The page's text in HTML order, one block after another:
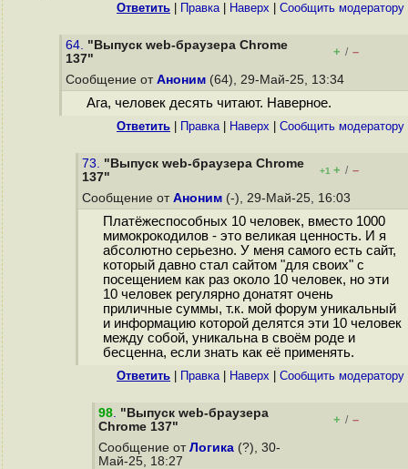
Ответить Правка| Наверх Cообщить модератору
64. "Выпуск web-браузера Chrome
137"
+ / –
Сообщение от Аноним (64), 29-Май-25, 13:34
Ага, человек десять читают. Наверное.
Ответить Правка| Наверх Cообщить модератору
73. "Выпуск web-браузера Chrome
137"
+1 + / –
Сообщение от Аноним (-), 29-Май-25, 16:03
Платёжеспособных 10 человек, вместо 1000
мимокрокодилов - это великая ценность. И я
абсолютно серьезно. У меня самого есть сайт,
который давно стал сайтом "для своих" с
посещением как раз около 10 человек, но эти
10 человек регулярно донатят очень
приличные суммы, т.к. мой форум уникальный
и информацию которой делятся эти 10 человек
между собой, уникальна в своём роде и
бесценна, если знать как её применять.
Ответить Правка| Наверх Cообщить модератору
98. "Выпуск web-браузера
Chrome 137"
+ / –
Сообщение от Логика (?), 30-
Май-25, 18:27